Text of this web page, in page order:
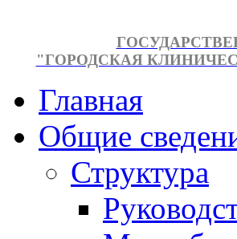
"ГОРОДСКАЯ
Главная
Общие
Структура